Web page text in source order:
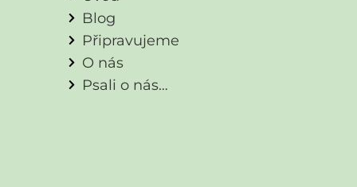
Blog
Připravujeme
O nás
Psali o nás…